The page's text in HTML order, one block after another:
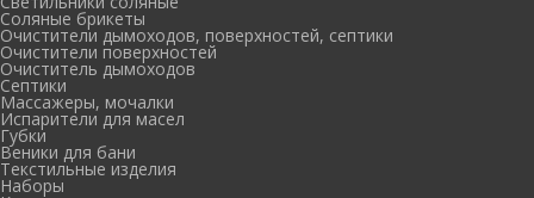
Соляные брикеты
Очистители дымоходов, поверхностей, септики
Очистители поверхностей
Очиститель дымоходов
Септики
Массажеры, мочалки
Испарители для масел
Губки
Веники для бани
Текстильные изделия
Наборы